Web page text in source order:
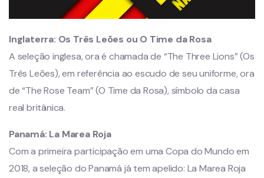
Inglaterra: Os Três Leões ou O Time da Rosa
A seleção inglesa, ora é chamada de “The Three Lions” (Os
Três Leões), em referência ao escudo de seu uniforme, ora
de “The Rose Team” (O Time da Rosa), símbolo da casa
real britânica.
Panamá: La Marea Roja
Com a primeira participação em uma Copa do Mundo em
2018, a seleção do Panamá já tem apelido: La Marea Roja